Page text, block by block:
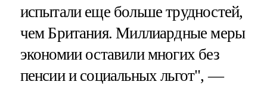
испытали еще больше трудностей,
чем Британия. Миллиардные меры
экономии оставили многих без
пенсии и социальных льгот", —